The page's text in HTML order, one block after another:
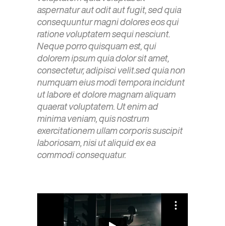
aspernatur aut odit aut fugit, sed quia
consequuntur magni dolores eos qui
ratione voluptatem sequi nesciunt.
Neque porro quisquam est, qui
dolorem ipsum quia dolor sit amet,
consectetur, adipisci velit.sed quia non
numquam eius modi tempora incidunt
ut labore et dolore magnam aliquam
quaerat voluptatem. Ut enim ad
minima veniam, quis nostrum
exercitationem ullam corporis suscipit
laboriosam, nisi ut aliquid ex ea
commodi consequatur.